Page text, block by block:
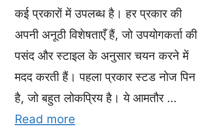
कई प्रकारों में उपलब्ध है। हर प्रकार की
अपनी अनूठी विशेषताएँ हैं, जो उपयोगकर्ता की
पसंद और स्टाइल के अनुसार चयन करने में
मदद करती हैं। पहला प्रकार स्टड नोज पिन
है, जो बहुत लोकप्रिय है। ये आमतौर …
Read more